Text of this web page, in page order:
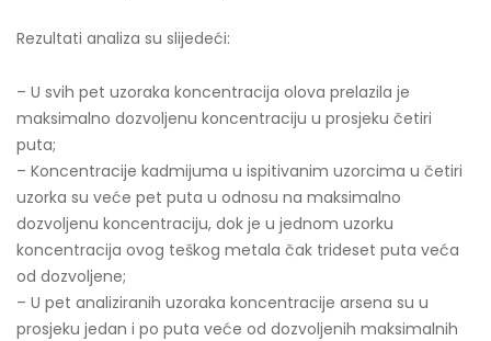
Rezultati analiza su slijedeći:
– U svih pet uzoraka koncentracija olova prelazila je
maksimalno dozvoljenu koncentraciju u prosjeku četiri
puta;
– Koncentracije kadmijuma u ispitivanim uzorcima u četiri
uzorka su veće pet puta u odnosu na maksimalno
dozvoljenu koncentraciju, dok je u jednom uzorku
koncentracija ovog teškog metala čak trideset puta veća
od dozvoljene;
– U pet analiziranih uzoraka koncentracije arsena su u
prosjeku jedan i po puta veće od dozvoljenih maksimalnih